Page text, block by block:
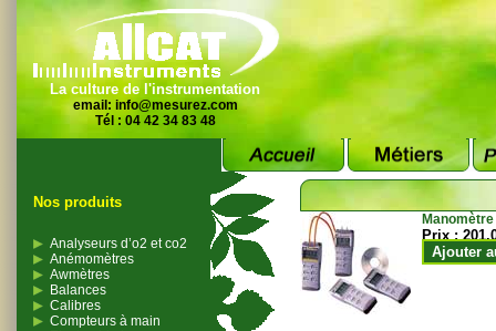
La culture de l'instrumentation
email: info@mesurez.com
Tél : 04 42 34 83 48
Nos produits
Analyseurs d’o2 et co2
Anémomètres
Awmètres
Balances
Calibres
Compteurs à main
Prix :
Ajouter